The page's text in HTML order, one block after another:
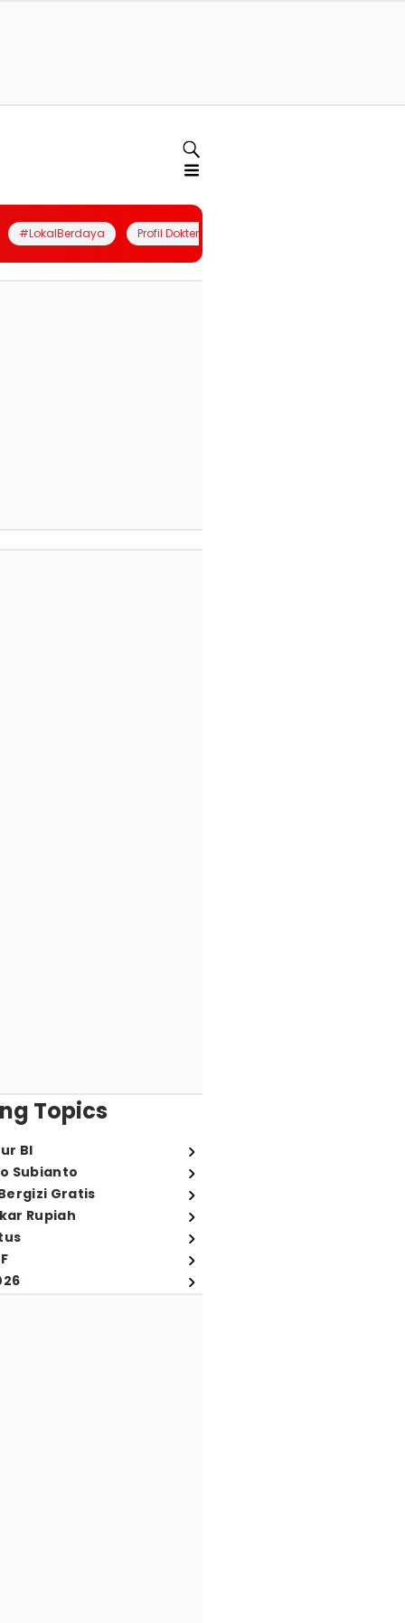
#LokalBerdaya Profil Dokter
Topics
BI
Subianto
Gratis
Rupiah